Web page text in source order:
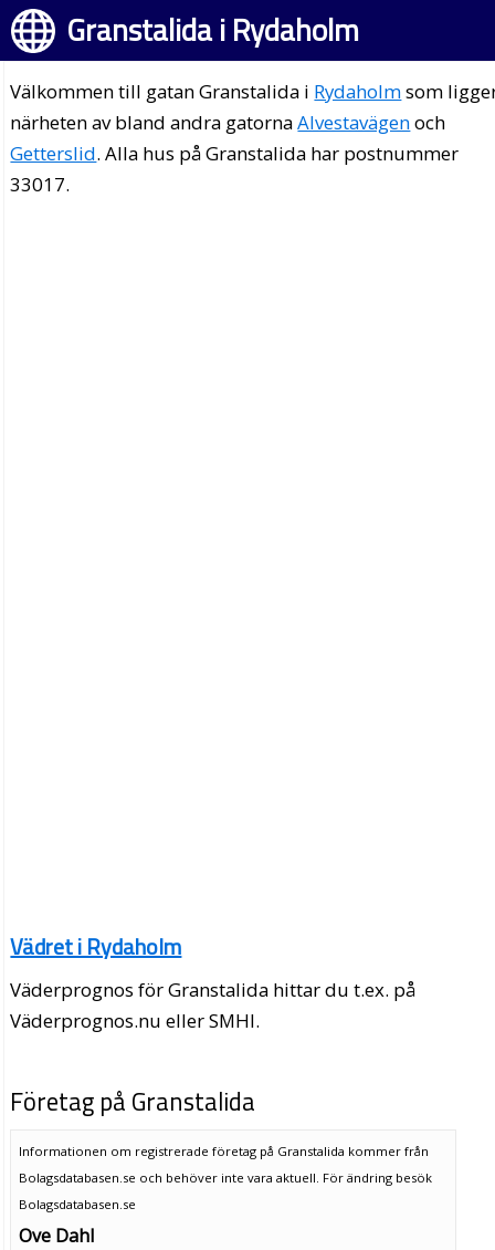
Granstalida i Rydaholm
Välkommen till gatan Granstalida i Rydaholmsom
närheten av bland andra gatornaAlvestavägenoch
Getterslid. Alla hus på Granstalida har postnummer
33017.
Vädret i Rydaholm
Väderprognos för Granstalida hittar du t.ex. på
Väderprognos.nu eller SMHI.
Företag på Granstalida
Informationen om registrerade företag på Granstalida kommer från
Bolagsdatabasen.se och behöver inte vara aktuell. För ändring besök
Bolagsdatabasen.se
Ove Dahl